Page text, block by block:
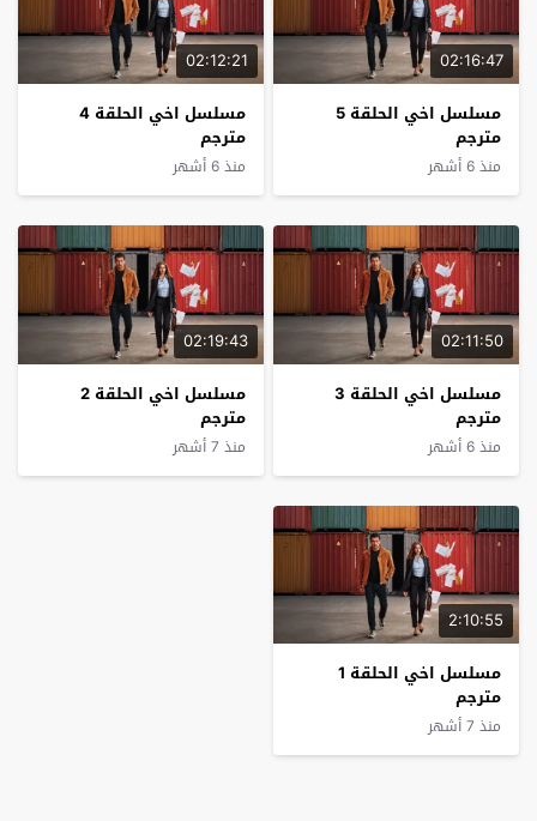
02:16:47
مسلسل اخي الحلقة 5
مترجم
منذ 6 أشهر
02:12:21
مسلسل اخي الحلقة 4
مترجم
منذ 6 أشهر
02:11:50
مسلسل اخي الحلقة 3
مترجم
منذ 6 أشهر
02:19:43
مسلسل اخي الحلقة 2
مترجم
منذ 7 أشهر
2:10:55
مسلسل اخي الحلقة 1
مترجم
منذ 7 أشهر